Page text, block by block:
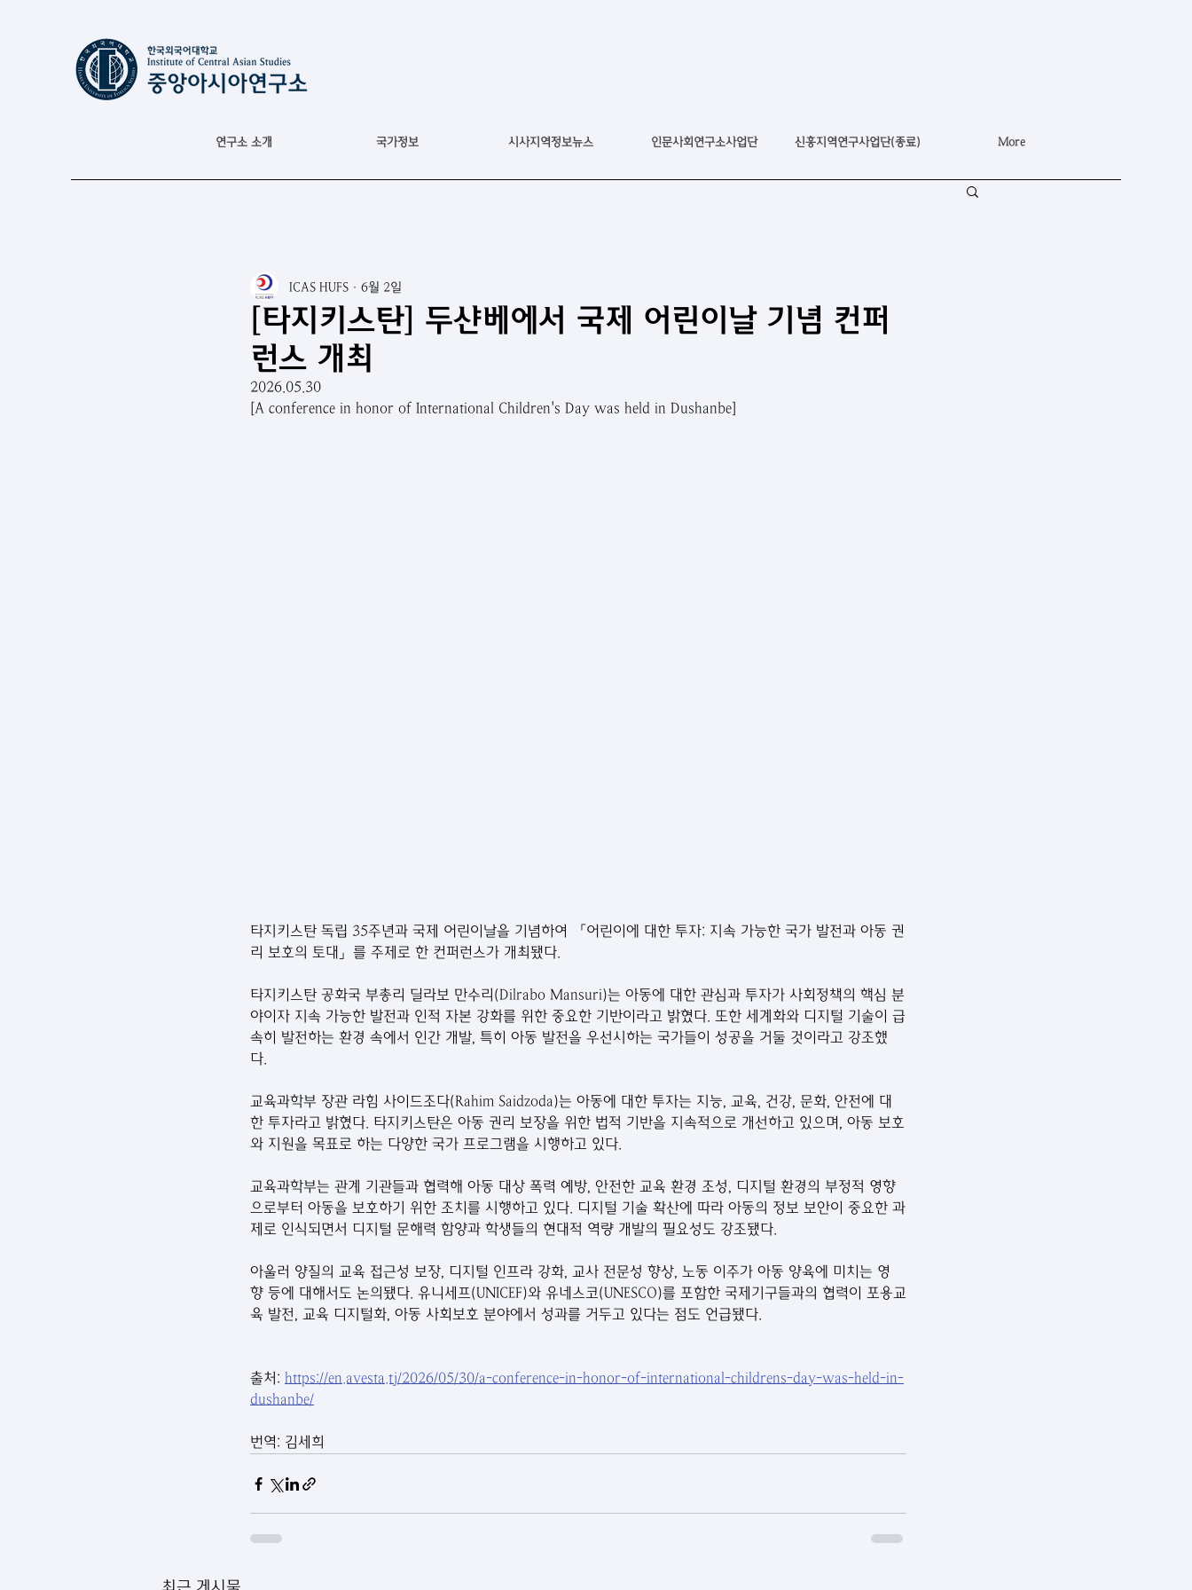
연구소 소개 국가정보 시사지역정보뉴스 인문사회연구소사업단 신흥지역연구사업단(종료) More
[타지키스탄] 두샨베에서 국제 어린이날 기념 컨퍼
런스 개최
ICAS HUFS 6월 2일
2026.05.30
[A conference in honor of International Children's Day was held in Dushanbe]
타지키스탄 독립 35주년과 국제 어린이날을 기념하여 「어린이에 대한 투자: 지속 가능한 국가 발전과 아동 권
리 보호의 토대」를 주제로 한 컨퍼런스가 개최됐다.
타지키스탄 공화국 부총리 딜라보 만수리(Dilrabo Mansuri)는 아동에 대한 관심과 투자가 사회정책의 핵심 분
야이자 지속 가능한 발전과 인적 자본 강화를 위한 중요한 기반이라고 밝혔다. 또한 세계화와 디지털 기술이 급
속히 발전하는 환경 속에서 인간 개발, 특히 아동 발전을 우선시하는 국가들이 성공을 거둘 것이라고 강조했
다.
교육과학부 장관 라힘 사이드조다(Rahim Saidzoda)는 아동에 대한 투자는 지능, 교육, 건강, 문화, 안전에 대
한 투자라고 밝혔다. 타지키스탄은 아동 권리 보장을 위한 법적 기반을 지속적으로 개선하고 있으며, 아동 보호
와 지원을 목표로 하는 다양한 국가 프로그램을 시행하고 있다.
교육과학부는 관계 기관들과 협력해 아동 대상 폭력 예방, 안전한 교육 환경 조성, 디지털 환경의 부정적 영향
으로부터 아동을 보호하기 위한 조치를 시행하고 있다. 디지털 기술 확산에 따라 아동의 정보 보안이 중요한 과
제로 인식되면서 디지털 문해력 함양과 학생들의 현대적 역량 개발의 필요성도 강조됐다.
아울러 양질의 교육 접근성 보장, 디지털 인프라 강화, 교사 전문성 향상, 노동 이주가 아동 양육에 미치는 영
향 등에 대해서도 논의됐다. 유니세프(UNICEF)와 유네스코(UNESCO)를 포함한 국제기구들과의 협력이 포용교
육 발전, 교육 디지털화, 아동 사회보호 분야에서 성과를 거두고 있다는 점도 언급됐다.
출처: https://en.avesta.tj/2026/05/30/a-conference-in-honor-of-international-childrens-day-was-held-in-
dushanbe/
번역: 김세희